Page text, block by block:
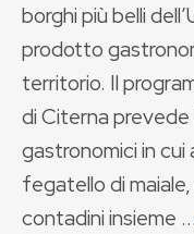
borghi più belli
prodotto
territorio. Il
di Citerna prevede
gastronomici in cui
fegatello di
contadini insieme ...